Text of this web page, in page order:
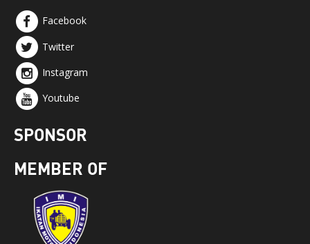
Facebook
Twitter
Instagram
Youtube
SPONSOR
MEMBER OF